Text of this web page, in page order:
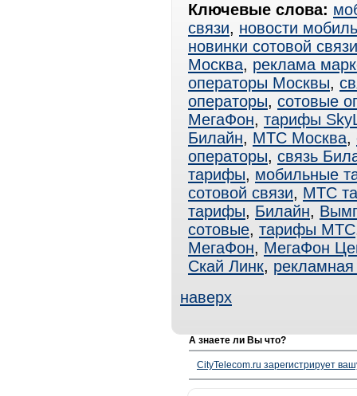
Ключевые слова:
связи, новости
новинки сотовой связи
Москва, реклама
операторы Москвы,
операторы, сотовые
МегаФон, тарифы
Билайн, МТС Москва,
операторы, связь
тарифы, мобильные
сотовой связи, МТС
тарифы, Билайн,
сотовые, тарифы МТС
МегаФон, МегаФон
Скай Линк,
наверх
А знаете ли Вы что?
CityTelecom.ru зарегистрирует